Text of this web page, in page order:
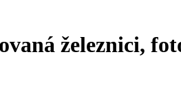
železnici,